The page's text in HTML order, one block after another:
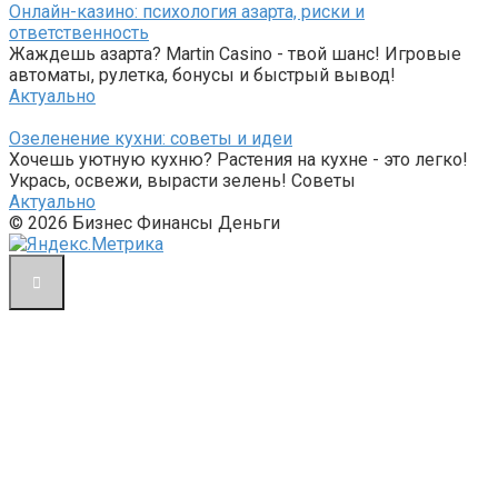
Онлайн-казино: психология азарта, риски и
ответственность
Жаждешь азарта? Martin Casino - твой шанс! Игровые
автоматы, рулетка, бонусы и быстрый вывод!
Актуально
Озеленение кухни: советы и идеи
Хочешь уютную кухню? Растения на кухне - это легко!
Укрась, освежи, вырасти зелень! Советы
Актуально
© 2026 Бизнес Финансы Деньги